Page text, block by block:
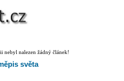
nebyl nalezen žádný článek!
světa